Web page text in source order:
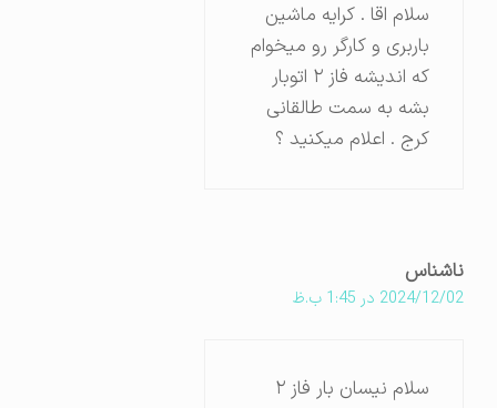
سلام اقا . کرایه ماشین
باربری و کارگر رو میخوام
که اندیشه فاز ۲ اتوبار
بشه به سمت طالقانی
کرج . اعلام میکنید ؟
ناشناس
2024/12/02 در 1:45 ب.ظ
سلام نیسان بار فاز ۲